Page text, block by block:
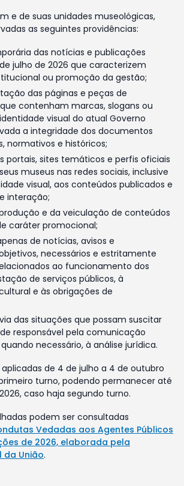
e de suas unidades museológicas,
as seguintes providências:
das notícias e publicações
julho de 2026 que caracterizem
ou promoção da gestão;
das páginas e peças de
contenham marcas, slogans ou
visual do atual Governo
a integridade dos documentos
normativos e históricos;
portais, sites temáticos e perfis oficiais
museus nas redes sociais, inclusive
visual, aos conteúdos publicados e
interação;
e da veiculação de conteúdos
caráter promocional;
de notícias, avisos e
necessários e estritamente
ao funcionamento dos
de serviços públicos, à
e às obrigações de
das situações que possam suscitar
responsável pela comunicação
necessário, à análise jurídica.
de 4 de julho a 4 de outubro
turno, podendo permanecer até
caso haja segundo turno.
podem ser consultadas
Vedadas aos Agentes Públicos
de 2026, elaborada pela
União.